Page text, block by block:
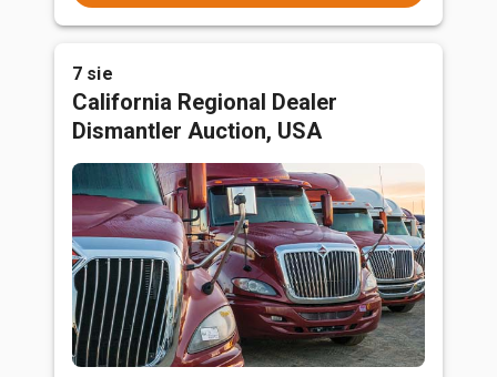
7 sie
California Regional Dealer
Dismantler Auction, USA